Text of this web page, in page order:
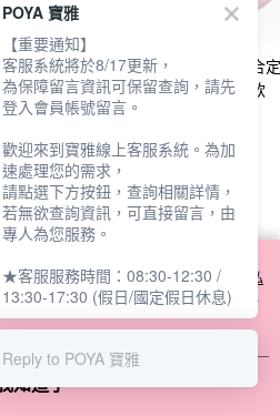
仿毛流三叉戟眉彩
MEKO一拍即合
粉撲1入-水滴款
站排行
站使用 cookie 方式之詳情，及若您不希
電腦的 cookie 設定，請參閱本網站「
隱私
用本網站即表示您同意本公司得按本網站使
知道了
POYA 寶雅
【重要通知】
客服系統將於8/17更新，
為保障留言資訊可保留查詢，請先
登入會員帳號留言。
歡迎來到寶雅線上客服系統。為加
速處理您的需求，
請點選下方按鈕，查詢相關詳情，
若無欲查詢資訊，可直接留言，由
專人為您服務。
★客服服務時間：08:30-12:30 /
13:30-17:30 (假日/國定假日休息)
Reply to POYA 寶雅